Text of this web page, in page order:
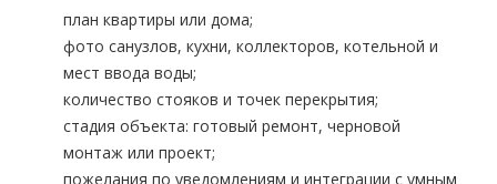
план квартиры или дома;
фото санузлов, кухни, коллекторов, котельной и
мест ввода воды;
количество стояков и точек перекрытия;
стадия объекта: готовый ремонт, черновой
монтаж или проект;
пожелания по уведомлениям и интеграции с умным